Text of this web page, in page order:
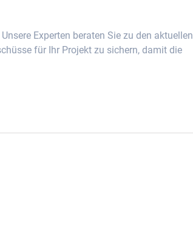
Experten beraten Sie zu den aktuellen
für Ihr Projekt zu sichern, damit die